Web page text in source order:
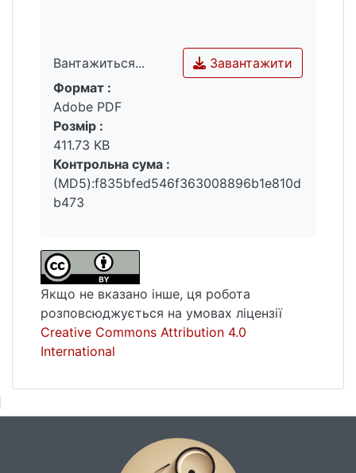
Вантажиться...
Вантажиться...
Завантажити
Формат :
Adobe PDF
Розмір :
411.73 KB
Контрольна сума :
(MD5):f835bfed546f363008896b1e810d
b473
Якщо не вказано інше, ця робота
розповсюджується на умовах ліцензії
Creative Commons Attribution 4.0
International